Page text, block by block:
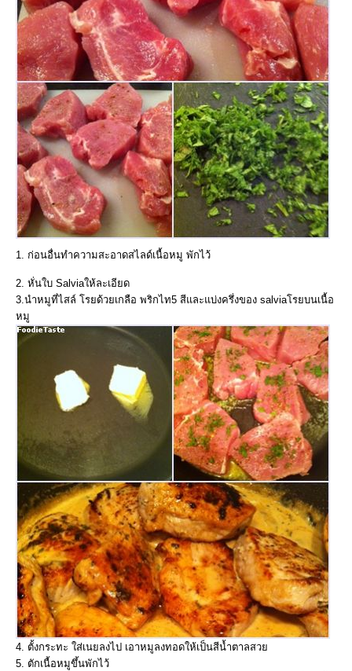
1. ก่อนอื่นทำความสะอาดสไลด์เนื้อหมู พักไว้
2. หั่นใบ Salviaให้ละเอียด
3.นำหมูที่ไสล์ โรยด้วยเกลือ พริกไท5 สีและแบ่งครึ่งของ salviaโรยบนเนื้อ
หมู
4. ตั้งกระทะ ใส่เนยลงไป เอาหมูลงทอดให้เป็นสีน้ำตาลสวย
5. ตักเนื้อหมูขึ้นพักไว้